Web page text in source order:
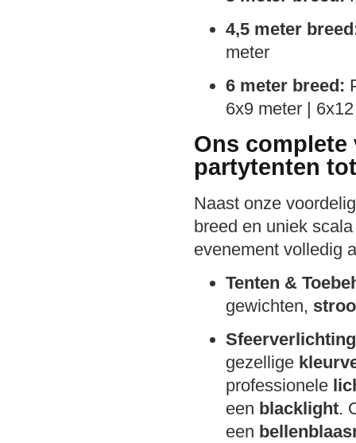
4,5 meter
meter
6 meter breed:
6x9 meter |
Ons
partytenten
Naast onze
breed en uniek
evenement volledig
Tenten &
gewichten,
gezellige
professionele
een blacklight.
een